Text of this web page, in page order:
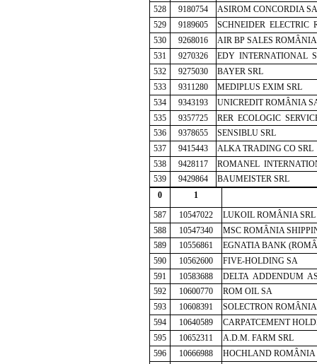
528
9180754
ASIROM CONCORDIA SA
529
9189605
SCHNEIDER ELECTRIC
530
9268016
AIR BP SALES
531
9270326
EDY INTERNATIONAL
532
9275030
BAYER SRL
533
9311280
MEDIPLUS EXIM SRL
534
9343193
UNICREDIT ROMÂNIA
535
9357725
RER ECOLOGIC
536
9378655
SENSIBLU SRL
537
9415443
ALKA TRADING CO SRL
538
9428117
ROMANEL
539
9429864
BAUMEISTER SRL
0
1
587
10547022
LUKOIL ROMÂNIA SRL
588
10547340
MSC ROMÂNIA
589
10556861
EGNATIA BANK
590
10562600
FIVE-HOLDING SA
591
10583688
DELTA ADDENDUM
592
10600770
ROM OIL SA
593
10608391
SOLECTRON
594
10640589
CARPATCEMENT
595
10652311
A.D.M. FARM SRL
596
10666988
HOCHLAND ROMÂNIA